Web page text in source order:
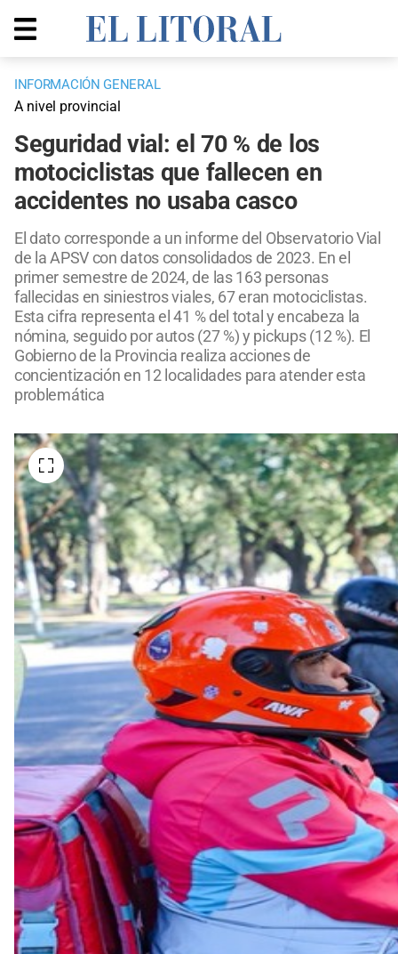
INFORMACIÓN GENERAL
A nivel provincial
Seguridad vial: el 70 % de los
motociclistas que fallecen en
accidentes no usaba casco
El dato corresponde a un informe del Observatorio Vial
de la APSV con datos consolidados de 2023. En el
primer semestre de 2024, de las 163 personas
fallecidas en siniestros viales, 67 eran motociclistas.
Esta cifra representa el 41 % del total y encabeza la
nómina, seguido por autos (27 %) y pickups (12 %). El
Gobierno de la Provincia realiza acciones de
concientización en 12 localidades para atender esta
problemática